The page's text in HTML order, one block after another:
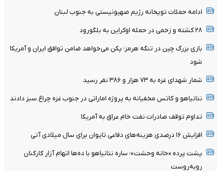
ادامه حملات توپخانه رژیم صهیونیستی به جنوب لبنان
۲۸ کشته و زخمی در حمله اوکراین به بلگورود
بازی بزرگ چین در تنگه هرمز؛ پکن می‌خواهد ضامن توافق ایران و آمریکا
شود
شمار شهدای غزه به ۷۳ هزار و ۳۸۶ نفر رسید
نتانیاهو و کاتس مخفیانه به پروژه اماراتی در جنوب غزه چراغ سبز دادند
تداوم توقف صادرات نفت خام عراق به آمریکا
افزایش ۱۶ درصدی هزینه‌های دفاعی تایوان برای سال میلادی آتی
پشت پرده «خانه وحشت»؛ ساره نتانیاهو با ده‌ها اتهام آزار کارکنان
روبه‌روست